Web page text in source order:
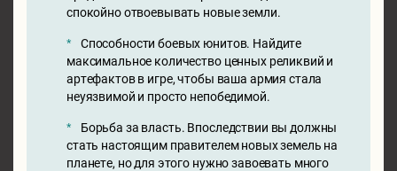
спокойно отвоевывать новые земли.
Способности боевых юнитов. Найдите
максимальное количество ценных реликвий и
артефактов в игре, чтобы ваша армия стала
неуязвимой и просто непобедимой.
Борьба за власть. Впоследствии вы должны
стать настоящим правителем новых земель на
планете, но для этого нужно завоевать много